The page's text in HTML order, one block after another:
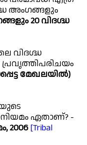
അംഗങ്ങളും
20 വിദഗ്ദ്ധ
വിദഗ്ദ്ധ
മേഖലയിൽ)
യുടെ
ഏതാണ്? -
2006 [Tribal